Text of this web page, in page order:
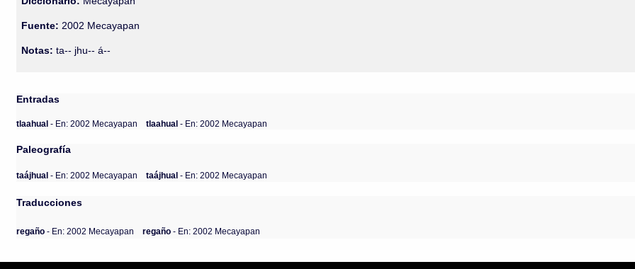
Fuente: 2002 Mecayapan
Notas: ta-- jhu-- á--
Entradas
tlaahual- En: 2002 Mecayapan tlaahual- En: 2002 Mecayapan
Paleografía
taájhual - En: 2002 Mecayapan taájhual - En: 2002 Mecayapan
Traducciones
regaño - En: 2002 Mecayapan regaño - En: 2002 Mecayapan